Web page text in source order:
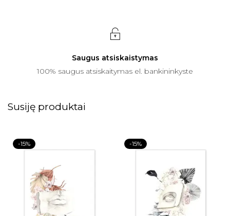
Saugus atsiskaistymas
100% saugus atsiskaitymas el. bankininkyste
Susiję produktai
-15% -15%